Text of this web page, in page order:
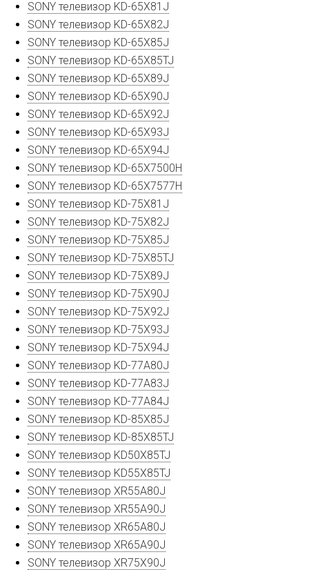
SONY телевизор KD-65X81J
SONY телевизор KD-65X82J
SONY телевизор KD-65X85J
SONY телевизор KD-65X85TJ
SONY телевизор KD-65X89J
SONY телевизор KD-65X90J
SONY телевизор KD-65X92J
SONY телевизор KD-65X93J
SONY телевизор KD-65X94J
SONY телевизор KD-65X7500H
SONY телевизор KD-65X7577H
SONY телевизор KD-75X81J
SONY телевизор KD-75X82J
SONY телевизор KD-75X85J
SONY телевизор KD-75X85TJ
SONY телевизор KD-75X89J
SONY телевизор KD-75X90J
SONY телевизор KD-75X92J
SONY телевизор KD-75X93J
SONY телевизор KD-75X94J
SONY телевизор KD-77A80J
SONY телевизор KD-77A83J
SONY телевизор KD-77A84J
SONY телевизор KD-85X85J
SONY телевизор KD-85X85TJ
SONY телевизор KD50X85TJ
SONY телевизор KD55X85TJ
SONY телевизор XR55A80J
SONY телевизор XR55A90J
SONY телевизор XR65A80J
SONY телевизор XR65A90J
SONY телевизор XR75X90J